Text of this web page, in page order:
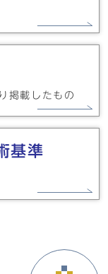
掲載したもの
基準